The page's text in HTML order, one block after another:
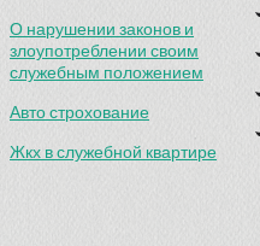
О нарушении законов и
злоупотреблении своим
служебным положением
Авто строхование
Жкх в служебной квартире